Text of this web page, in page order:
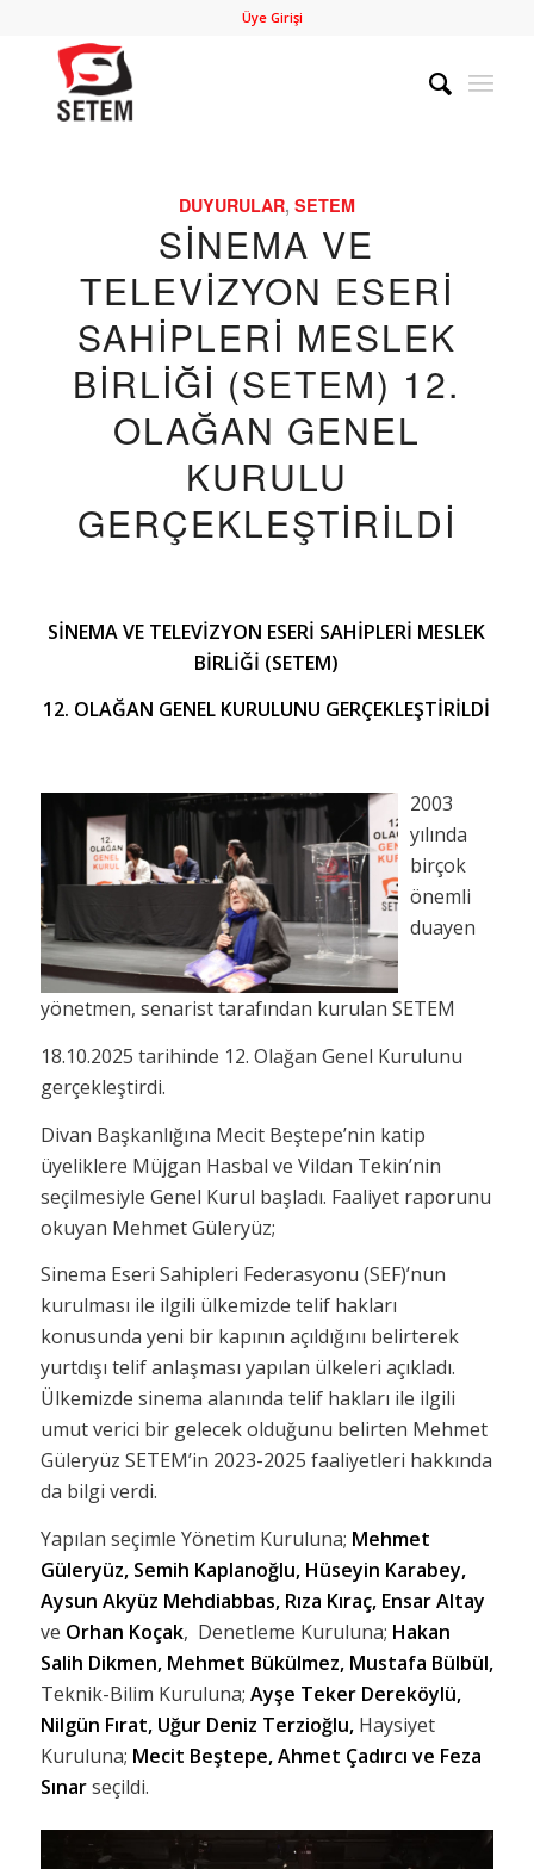
Üye Girişi
DUYURULAR, SETEM
SİNEMA VE
TELEVİZYON ESERİ
SAHİPLERİ MESLEK
BİRLİĞİ (SETEM) 12.
OLAĞAN GENEL
KURULU
GERÇEKLEŞTİRİLDİ
SİNEMA VE TELEVİZYON ESERİ SAHİPLERİ MESLEK
BİRLİĞİ (SETEM)
12. OLAĞAN GENEL KURULUNU GERÇEKLEŞTİRİLDİ
2003
yılında
birçok
önemli
duayen
yönetmen, senarist tarafından kurulan SETEM
18.10.2025 tarihinde 12. Olağan Genel Kurulunu
gerçekleştirdi.
Divan Başkanlığına Mecit Beştepe’nin katip
üyeliklere Müjgan Hasbal ve Vildan Tekin’nin
seçilmesiyle Genel Kurul başladı. Faaliyet raporunu
okuyan Mehmet Güleryüz;
Sinema Eseri Sahipleri Federasyonu (SEF)’nun
kurulması ile ilgili ülkemizde telif hakları
konusunda yeni bir kapının açıldığını belirterek
yurtdışı telif anlaşması yapılan ülkeleri açıkladı.
Ülkemizde sinema alanında telif hakları ile ilgili
umut verici bir gelecek olduğunu belirten Mehmet
Güleryüz SETEM’in 2023-2025 faaliyetleri hakkında
da bilgi verdi.
Yapılan seçimle Yönetim Kuruluna; Mehmet
Güleryüz, Semih Kaplanoğlu, Hüseyin Karabey,
Aysun Akyüz Mehdiabbas, Rıza Kıraç, Ensar Altay
ve Orhan Koçak, Denetleme Kuruluna; Hakan
Salih Dikmen, Mehmet Bükülmez, Mustafa Bülbül,
Teknik-Bilim Kuruluna; Ayşe Teker Dereköylü,
Nilgün Fırat, Uğur Deniz Terzioğlu, Haysiyet
Kuruluna; Mecit Beştepe, Ahmet Çadırcı ve Feza
Sınarseçildi.